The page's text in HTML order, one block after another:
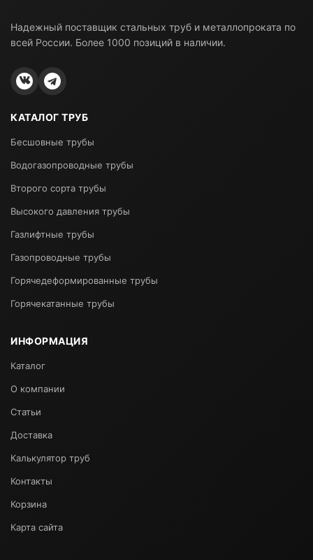
Надежный поставщик стальных труб и металлопроката по
всей России. Более 1000 позиций в наличии.
КАТАЛОГ ТРУБ
Бесшовные трубы
Водогазопроводные трубы
Второго сорта трубы
Высокого давления трубы
Газлифтные трубы
Газопроводные трубы
Горячедеформированные трубы
Горячекатанные трубы
ИНФОРМАЦИЯ
Каталог
О компании
Статьи
Доставка
Калькулятор труб
Контакты
Корзина
Карта сайта